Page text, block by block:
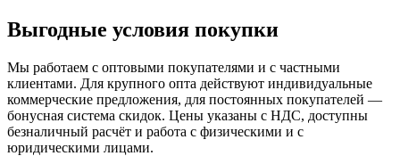
Выгодные условия покупки
Мы работаем с оптовыми покупателями и с частными
клиентами. Для крупного опта действуют индивидуальные
коммерческие предложения, для постоянных покупателей —
бонусная система скидок. Цены указаны с НДС, доступны
безналичный расчёт и работа с физическими и с
юридическими лицами.